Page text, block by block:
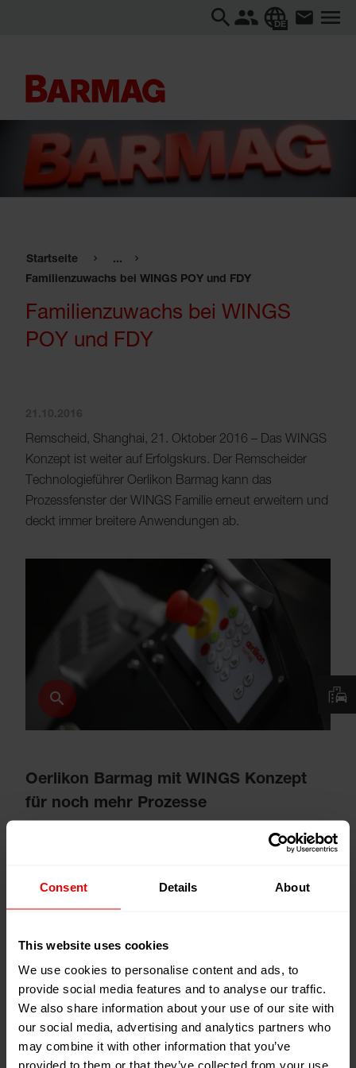
Consent Details About
This website uses cookies
We use cookies to personalise content and ads, to
provide social media features and to analyse our traffic.
We also share information about your use of our site with
our social media, advertising and analytics partners who
may combine it with other information that you’ve
provided to them or that they’ve collected from your use
DE
Startseite
...
Familienzuwachs bei WINGS POY und FDY
Familienzuwachs bei WINGS
POY und FDY
Remscheid, Shanghai, 21. Oktober 2016 – Das WINGS
Konzept ist weiter auf Erfolgskurs. Der Remscheider
Technologieführer Oerlikon Barmag kann das
Prozessfenster der WINGS Familie erneut erweitern und
deckt immer breitere Anwendungen ab.
Oerlikon Barmag mit WINGS Konzept
für noch mehr Prozesse
bekommen: Für die Verarbeitung von hohen Titern steht
Anforderungen hoher Garntiter bis zu 500den Polyester
POY ausgelegt. In Kombination mit der Radialanblasung
EvoQuench können auch Mikrofilamentgarne im
Hochtiterbereich mit exzellenten Eigenschaften
hergestellt werden.